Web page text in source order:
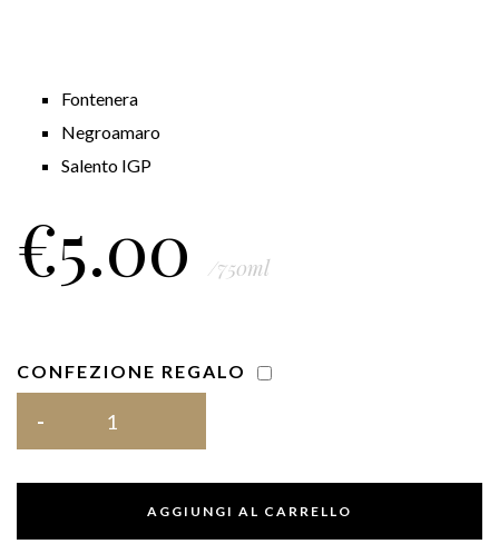
Fontenera
Negroamaro
Salento IGP
€5.00 /750ml
CONFEZIONE REGALO
AGGIUNGI AL CARRELLO